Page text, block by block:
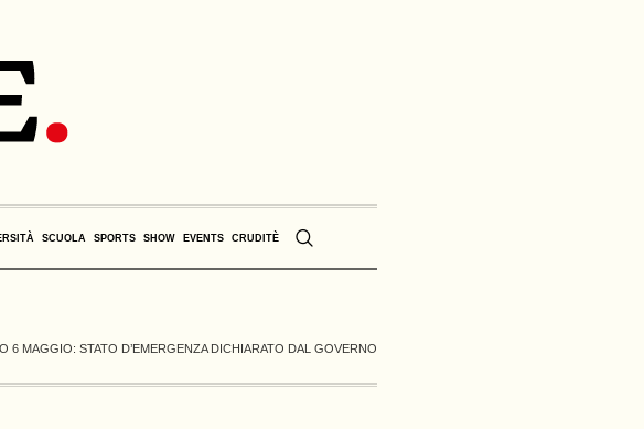
SCUOLA SPORTS SHOW EVENTS CRUDITÈ
6 MAGGIO: STATO D’EMERGENZA DICHIARATO DAL GOVERNO